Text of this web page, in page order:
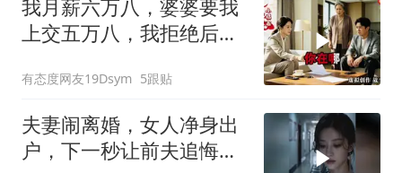
我月薪六万八，婆婆要我
上交五万八，我拒绝后她
离婚
有态度网友19Dsym 5跟贴
夫妻闹离婚，女人净身出
户，下一秒让前夫追悔莫